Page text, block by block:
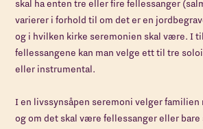
skal ha enten tre eller fire fellessanger
varierer i forhold til om det er en
og i hvilken kirke seremonien skal være. I
fellessangene kan man velge ett til tre
eller instrumental.​
I en livssynsåpen seremoni velger
og om det skal være fellessanger eller bare